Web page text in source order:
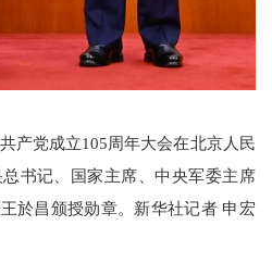
产党成立105周年大会在北京人民
书记、国家主席、中央军委主席
於昌颁授勋章。新华社记者 申宏